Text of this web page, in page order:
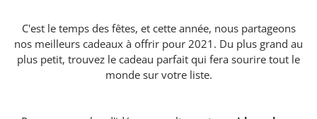
C'est le temps des fêtes, et cette année, nous partageons
nos meilleurs cadeaux à offrir pour 2021. Du plus grand au
plus petit, trouvez le cadeau parfait qui fera sourire tout le
monde sur votre liste.